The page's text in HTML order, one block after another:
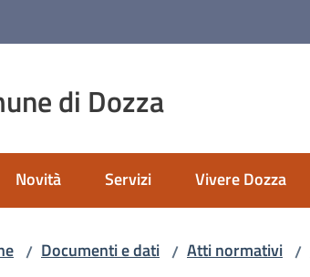
di Dozza
Novità Servizi Vivere Dozza
/ Documenti e dati / Atti normativi /